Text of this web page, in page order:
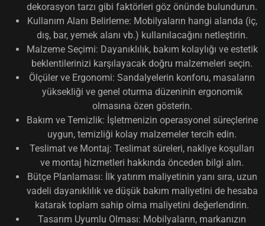
dekorasyon tarzı gibi faktörleri göz önünde bulundurun.
Kullanım Alanı Belirleme: Mobilyaların hangi alanda (iç,
dış, bar, yemek alanı vb.) kullanılacağını netleştirin.
Malzeme Seçimi: Dayanıklılık, bakım kolaylığı ve estetik
beklentilerinizi karşılayacak doğru malzemeleri seçin.
Ölçüler ve Ergonomi: Sandalyelerin konforu, masaların
yüksekliği ve genel oturma düzeninin ergonomik
olmasına özen gösterin.
Bakım ve Temizlik: İşletmenizin operasyonel süreçlerine
uygun, temizliği kolay malzemeler tercih edin.
Teslimat ve Montaj: Teslimat süreleri, nakliye koşulları
ve montaj hizmetleri hakkında önceden bilgi alın.
Bütçe Planlaması: İlk yatırım maliyetinin yanı sıra, uzun
vadeli dayanıklılık ve düşük bakım maliyetini de hesaba
katarak toplam sahip olma maliyetini değerlendirin.
Tasarım Uyumlu Olması: Mobilyaların, markanızın